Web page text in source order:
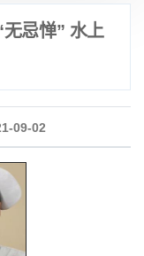
无忌惮” 水上
09-02